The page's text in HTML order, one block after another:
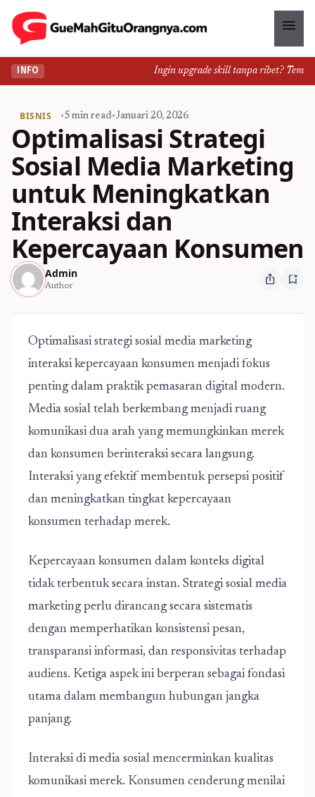
menu
INFO Ingin upgrade skill tanpa ribet?
BISNIS •5 min read•Januari 20, 2026
Optimalisasi Strategi
Sosial Media Marketing
untuk Meningkatkan
Interaksi dan
Kepercayaan Konsumen
Admin
Author ios_share bookmark_add
Optimalisasi strategi sosial media marketing
interaksi kepercayaan konsumen menjadi fokus
penting dalam praktik pemasaran digital modern.
Media sosial telah berkembang menjadi ruang
komunikasi dua arah yang memungkinkan merek
dan konsumen berinteraksi secara langsung.
Interaksi yang efektif membentuk persepsi positif
dan meningkatkan tingkat kepercayaan
konsumen terhadap merek.
Kepercayaan konsumen dalam konteks digital
tidak terbentuk secara instan. Strategi sosial media
marketing perlu dirancang secara sistematis
dengan memperhatikan konsistensi pesan,
transparansi informasi, dan responsivitas terhadap
audiens. Ketiga aspek ini berperan sebagai fondasi
utama dalam membangun hubungan jangka
panjang.
Interaksi di media sosial mencerminkan kualitas
komunikasi merek. Konsumen cenderung menilai